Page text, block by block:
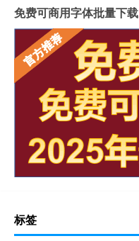
免费可商用字体批量下载
标签